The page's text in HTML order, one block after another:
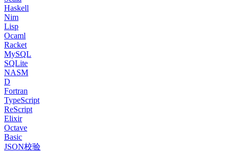
Haskell
Nim
Lisp
Ocaml
Racket
MySQL
SQLite
NASM
D
Fortran
TypeScript
ReScript
Elixir
Octave
Basic
JSON校验